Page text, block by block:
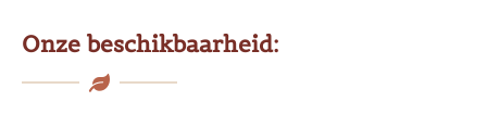
Onze beschikbaarheid: